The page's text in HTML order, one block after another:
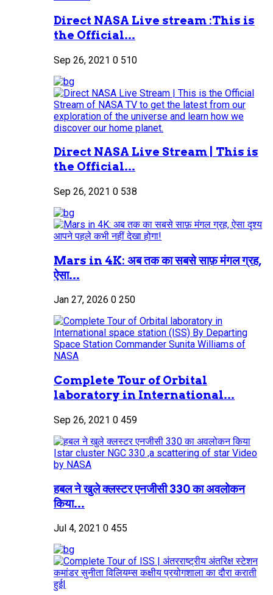
Direct NASA Live stream :This is
the Official...
Sep 26, 2021 0 510
Direct NASA Live Stream | This is
the Official...
Sep 26, 2021 0 538
Mars in 4K: अब तक का सबसे साफ़ मंगल ग्रह,
ऐसा...
Jan 27, 2026 0 250
Complete Tour of Orbital
laboratory in International...
Sep 26, 2021 0 459
हबल ने खुले क्लस्टर एनजीसी 330 का अवलोकन
किया...
Jul 4, 2021 0 455